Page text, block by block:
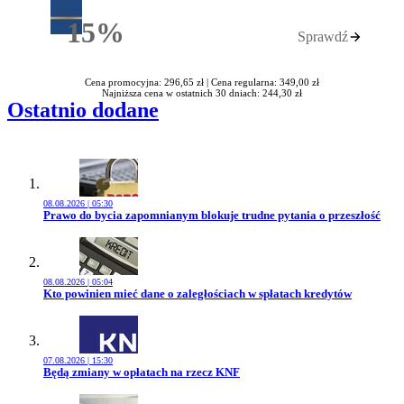
15%Rabatu Sprawdź
Cena promocyjna: 296,65 zł | Cena regularna: 349,00 zł
Najniższa cena w ostatnich 30 dniach: 244,30 zł
Ostatnio dodane
08.08.2026 | 05:30
Przejdź do artykułu:
Prawo do bycia zapomnianym blokuje trudne pytania o przeszłość
08.08.2026 | 05:04
Przejdź do artykułu:
Kto powinien mieć dane o zaległościach w spłatach kredytów
07.08.2026 | 15:30
Przejdź do artykułu:
Będą zmiany w opłatach na rzecz KNF